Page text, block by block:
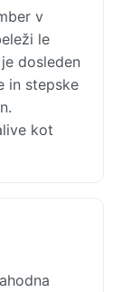
v
le
dosleden
in stepske
kot